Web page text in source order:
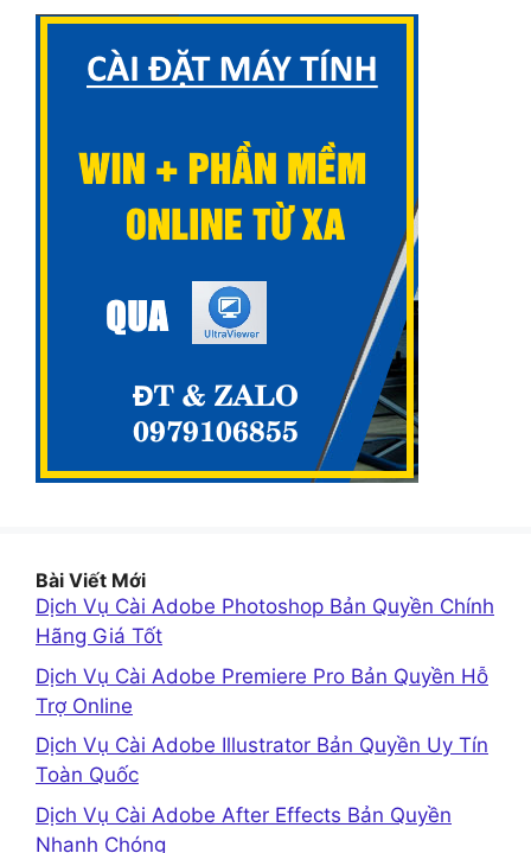
Bài Viết Mới
Dịch Vụ Cài Adobe Photoshop Bản Quyền Chính
Hãng Giá Tốt
Dịch Vụ Cài Adobe Premiere Pro Bản Quyền Hỗ
Trợ Online
Dịch Vụ Cài Adobe Illustrator Bản Quyền Uy Tín
Toàn Quốc
Dịch Vụ Cài Adobe After Effects Bản Quyền
Nhanh Chóng